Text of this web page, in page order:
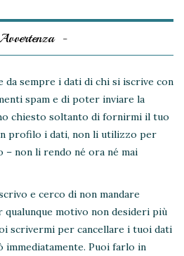
Avvertenza
da sempre i dati di chi si iscrive con
spam e di poter inviare la
chiesto soltanto di fornirmi il tuo
profilo i dati, non li utilizzo per
non li rendo né ora né mai
e cerco di non mandare
motivo non desideri più
scrivermi per cancellare i tuoi dati
immediatamente. Puoi farlo in